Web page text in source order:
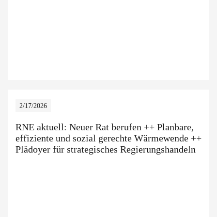
2/17/2026
RNE aktuell: Neuer Rat berufen ++ Planbare,
effiziente und sozial gerechte Wärmewende ++
Plädoyer für strategisches Regierungshandeln